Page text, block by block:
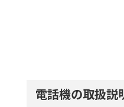
電話機の取扱説